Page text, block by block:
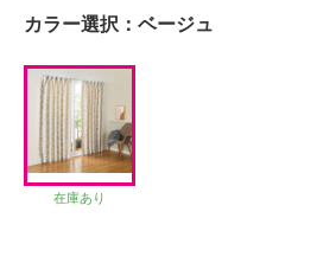
カラー選択： ベージュ
在庫あり